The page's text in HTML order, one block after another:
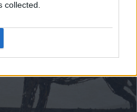
collected.